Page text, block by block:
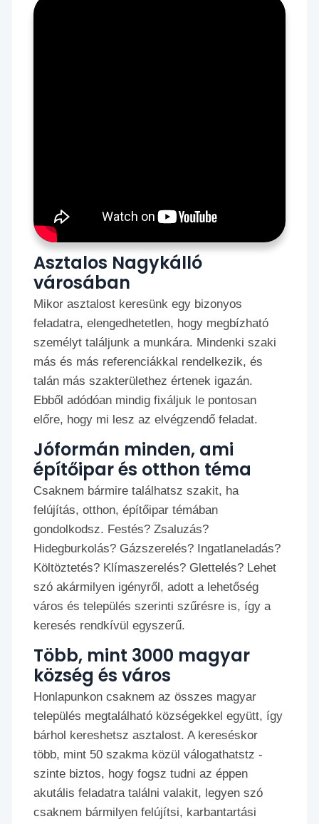
Asztalos Nagykálló
városában
Mikor asztalost keresünk egy bizonyos
feladatra, elengedhetetlen, hogy megbízható
személyt találjunk a munkára. Mindenki szaki
más és más referenciákkal rendelkezik, és
talán más szakterülethez értenek igazán.
Ebből adódóan mindig fixáljuk le pontosan
előre, hogy mi lesz az elvégzendő feladat.
Jóformán minden, ami
építőipar és otthon téma
Csaknem bármire találhatsz szakit, ha
felújítás, otthon, építőipar témában
gondolkodsz. Festés? Zsaluzás?
Hidegburkolás? Gázszerelés? Ingatlaneladás?
Költöztetés? Klímaszerelés? Glettelés? Lehet
szó akármilyen igényről, adott a lehetőség
város és település szerinti szűrésre is, így a
keresés rendkívül egyszerű.
Több, mint 3000 magyar
község és város
Honlapunkon csaknem az összes magyar
település megtalálható községekkel együtt, így
bárhol kereshetsz asztalost. A kereséskor
több, mint 50 szakma közül válogathatstz -
szinte biztos, hogy fogsz tudni az éppen
akutális feladatra találni valakit, legyen szó
csaknem bármilyen felújítsi, karbantartási